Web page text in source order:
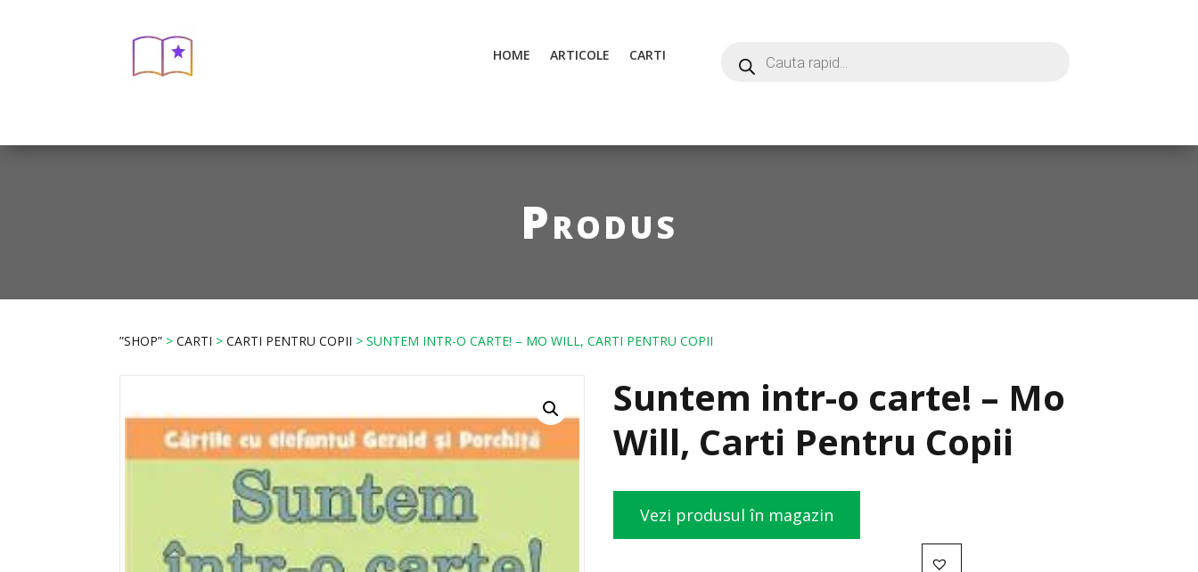
HOME ARTICOLE CARTI
Produs
”SHOP” >CARTI >CARTI PENTRU COPII > SUNTEM INTR-O CARTE! – MO WILL, CARTI PENTRU COPII
Suntem intr-o carte! – Mo
Will, Carti Pentru Copii
Vezi produsul în magazin